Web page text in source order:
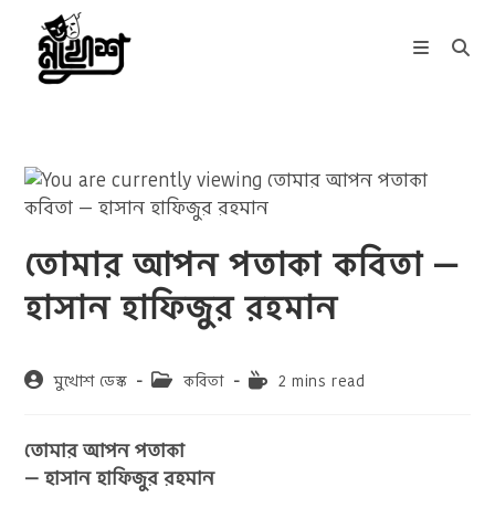
content
তোমার আপন পতাকা কবিতা —
হাসান হাফিজুর রহমান
Postমুখোশ ডেস্ক
Postকবিতা
Reading2 mins read
তোমার আপন পতাকা
— হাসান হাফিজুর রহমান